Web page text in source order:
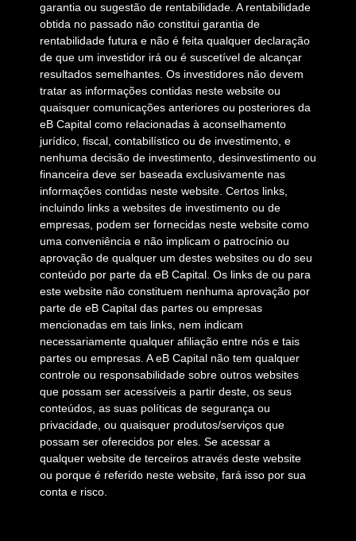
garantia ou sugestão de rentabilidade. A rentabilidade
obtida no passado não constitui garantia de
rentabilidade futura e não é feita qualquer declaração
de que um investidor irá ou é suscetível de alcançar
resultados semelhantes. Os investidores não devem
tratar as informações contidas neste website ou
quaisquer comunicações anteriores ou posteriores da
eB Capital como relacionadas à aconselhamento
jurídico, fiscal, contabilístico ou de investimento, e
nenhuma decisão de investimento, desinvestimento ou
financeira deve ser baseada exclusivamente nas
informações contidas neste website. Certos links,
incluindo links a websites de investimento ou de
empresas, podem ser fornecidas neste website como
uma conveniência e não implicam o patrocínio ou
aprovação de qualquer um destes websites ou do seu
conteúdo por parte da eB Capital. Os links de ou para
este website não constituem nenhuma aprovação por
parte de eB Capital das partes ou empresas
mencionadas em tais links, nem indicam
necessariamente qualquer afiliação entre nós e tais
partes ou empresas. A eB Capital não tem qualquer
controle ou responsabilidade sobre outros websites
que possam ser acessíveis a partir deste, os seus
conteúdos, as suas políticas de segurança ou
privacidade, ou quaisquer produtos/serviços que
possam ser oferecidos por eles. Se acessar a
qualquer website de terceiros através deste website
ou porque é referido neste website, fará isso por sua
conta e risco.